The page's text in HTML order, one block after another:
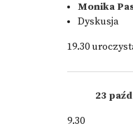
Monika
Dyskusja
19.30
23
9.30